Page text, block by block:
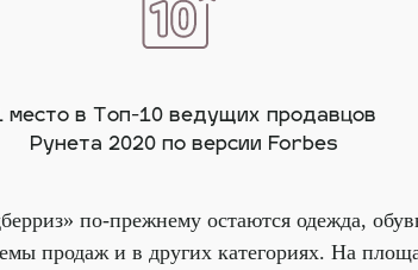
место в Топ-10 ведущих продавцов
Рунета 2020 по версии Forbes
по-прежнему остаются одежда,
продаж и в других категориях. На